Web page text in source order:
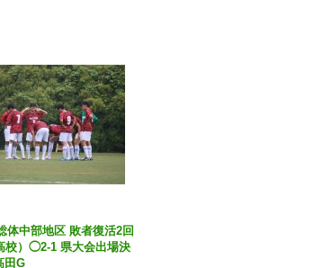
体中部地区 敗者復活2回
校）◯2-1 県大会出場決
田G